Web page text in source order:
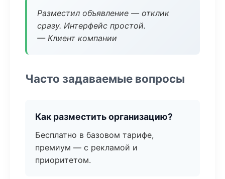
Разместил объявление — отклик
сразу. Интерфейс простой.
— Клиент компании
Часто задаваемые вопросы
Как разместить организацию?
Бесплатно в базовом тарифе,
премиум — с рекламой и
приоритетом.